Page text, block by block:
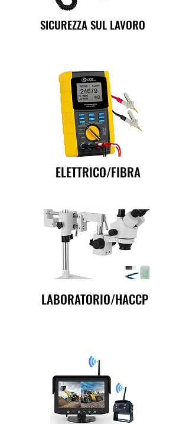
SICUREZZA SUL LAVORO
ELETTRICO/FIBRA
LABORATORIO/HACCP